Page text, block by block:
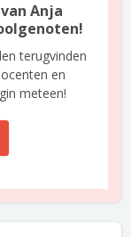
Anja
terugvinden
en
meteen!